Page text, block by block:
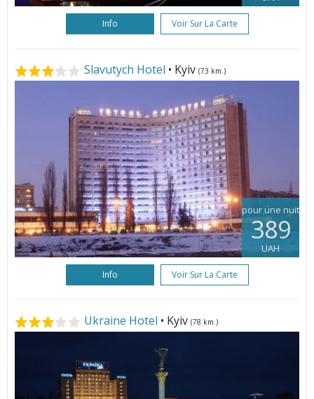
Info Voir Sur La Carte
Slavutych Hotel • Kyiv (73 km.)
pour une nuit
389
UAH
Info Voir Sur La Carte
Ukraine Hotel • Kyiv (78 km.)